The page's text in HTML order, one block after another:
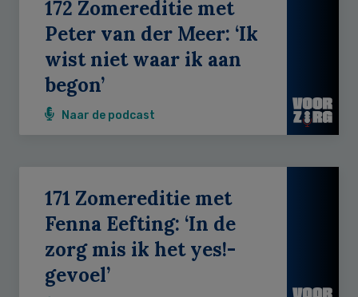
172 Zomereditie met
Peter van der Meer: ‘Ik
wist niet waar ik aan
begon’
Naar de podcast
171 Zomereditie met
Fenna Eefting: ‘In de
zorg mis ik het yes!-
gevoel’